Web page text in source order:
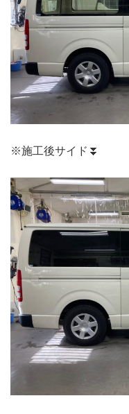
※施工後サイド⏬